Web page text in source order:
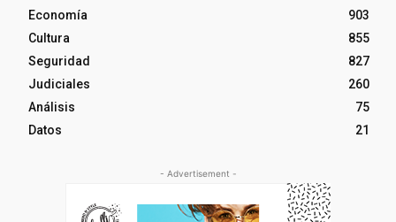
Economía
903
Cultura
855
Seguridad
827
Judiciales
260
Análisis
75
Datos
21
- Advertisement -